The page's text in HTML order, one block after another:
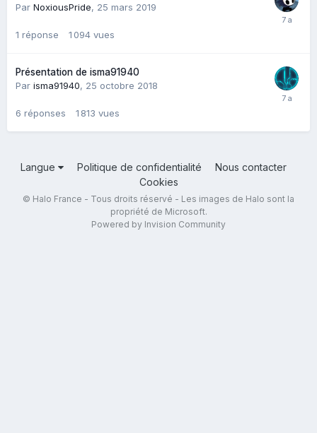
Par NoxiousPride, 25 mars 2019
1 réponse 1 094 vues
Présentation de isma91940
Par isma91940, 25 octobre 2018
6 réponses 1 813 vues
Langue Politique de confidentialité
Nous contacter
Cookies
© Halo France - Tous droits réservé - Les images de Halo sont la
propriété de Microsoft.
Powered by Invision Community